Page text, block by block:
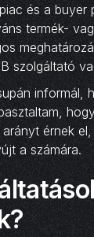
és a buyer
termék-
szolgáltató
informál,
érnek
a számára.